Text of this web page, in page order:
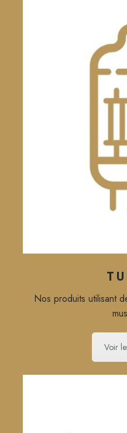
Nos produits utilisant
Voir